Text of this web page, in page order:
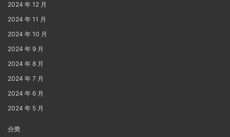
2024 年 12 月
2024 年 11 月
2024 年 10 月
2024 年 9 月
2024 年 8 月
2024 年 7 月
2024 年 6 月
2024 年 5 月
分类